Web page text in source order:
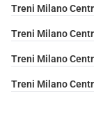
Treni Milano
Treni Milano
Treni Milano
Treni Milano